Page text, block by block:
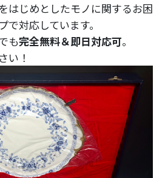
はじめとしたモノに関するお困
で対応しています。
も完全無料＆即日対応可。
い！